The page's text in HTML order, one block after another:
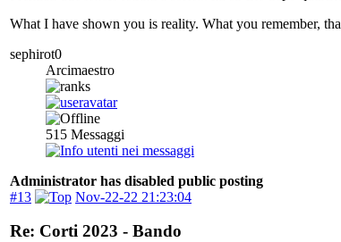
What I have shown you is reality. What you remember,
sephirot0
Arcimaestro
515 Messaggi
Administrator has disabled public posting
#13
Nov-22-22 21:23:04
Re: Corti 2023 - Bando